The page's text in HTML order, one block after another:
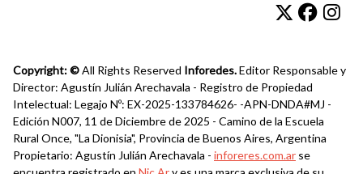
Copyright: ©All Rights Reserved Inforedes.Editor Responsable y
Director: Agustín Julián Arechavala - Registro de Propiedad
Intelectual: Legajo Nº: EX-2025-133784626- -APN-DNDA#MJ -
Edición N007, 11 de Diciembre de 2025 - Camino de la Escuela
Rural Once, "La Dionisia", Provincia de Buenos Aires, Argentina
Propietario: Agustín Julián Arechavala - inforeres.com.ar se